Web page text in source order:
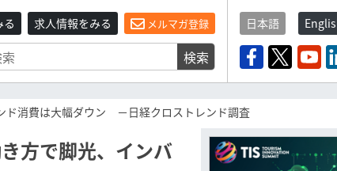
る 求人情報をみる メルマガ登録
検索
日本語
ド消費は大幅ダウン －日経クロストレンド調査
方で脚光、インバ
観光
登録済み
もし未だ